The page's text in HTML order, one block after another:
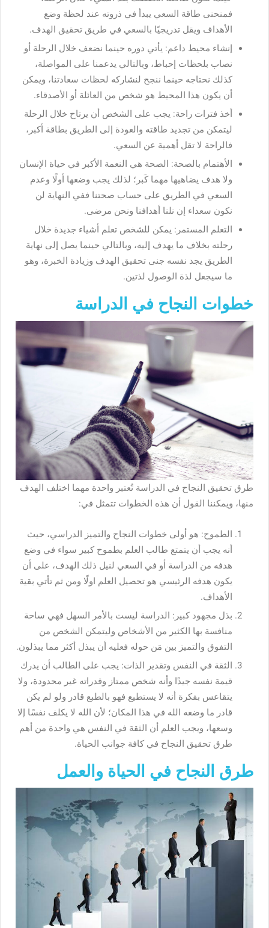
فمنحنى طاقة السعي يبدأ في ذروته عند لحظة وضع
الأهداف ويقل تدريجيًا بالسعي في طريق تحقيق الهدف.
إنشاء محيط داعم: يأتي دوره حينما نضعف خلال الرحلة أو
نصاب بلحظات إحباط، وبالتالي يدعمنا على المواصلة،
كذلك نحتاجه حينما ننجح لنشاركه لحظات سعادتنا، ويمكن
أن يكون هذا المحيط هو شخص من العائلة أو الأصدقاء.
أخذ فترات راحة: يجب على الشخص أن يرتاح خلال الرحلة
ليتمكن من تجديد طاقته والعودة إلى الطريق بطاقة أكبر،
فالراحة لا تقل أهمية عن السعي.
الأهتمام بالصحة: الصحة هي النعمة الأكبر في حياة الإنسان
ولا هدف يضاهيها مهما كَبر؛ لذلك يجب وضعها أولًا وعدم
السعي في الطريق على حساب صحتنا ففي النهاية لن
نكون سعداء إن نلنا أهدافنا ونحن مرضى.
التعلم المستمر: يمكن للشخص تعلم أشياء جديدة خلال
رحلته بخلاف ما يهدف إليه، وبالتالي حينما يصل إلى نهاية
الطريق يجد نفسه جنى تحقيق الهدف وزيادة الخبرة، وهو
ما سيجعل لذة الوصول لذتين.
خطوات النجاح في الدراسة
طرق تحقيق النجاح في الدراسة تُعتبر واحدة مهما اختلف الهدف
منها، ويمكننا القول أن هذه الخطوات تتمثل في:
الطموح: هو أولى خطوات النجاح والتميز الدراسي، حيث
أنه يجب أن يتمتع طالب العلم بطموح كبير سواء في وضع
هدفه من الدراسة أو في السعي لنيل ذلك الهدف، على أن
يكون هدفه الرئيسي هو تحصيل العلم اولًا ومن ثم تأتي بقية
الأهداف.
بذل مجهود كبير: الدراسة ليست بالأمر السهل فهي ساحة
منافسة بها الكثير من الأشخاص وليتمكن الشخص من
التفوق والتميز بين مَن حوله فعليه أن يبذل أكثر مما يبذلون.
الثقة في النفس وتقدير الذات: يجب على الطالب أن يدرك
قيمة نفسه جيدًا وأنه شخص ممتاز وقدراته غير محدودة، ولا
يتقاعس بفكرة أنه لا يستطيع فهو بالطبع قادر ولو لم يكن
قادر ما وضعه الله في هذا المكان؛ لأن الله لا يكلف نفسًا إلا
وسعها، ويجب العلم أن الثقة في النفس هي واحدة من أهم
طرق تحقيق النجاح في كافة جوانب الحياة.
طرق النجاح في الحياة والعمل